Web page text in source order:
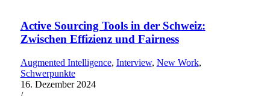
Active Sourcing Tools in der Schweiz:
Zwischen Effizienz und Fairness
Augmented Intelligence, Interview, New Work,
Schwerpunkte
16. Dezember 2024